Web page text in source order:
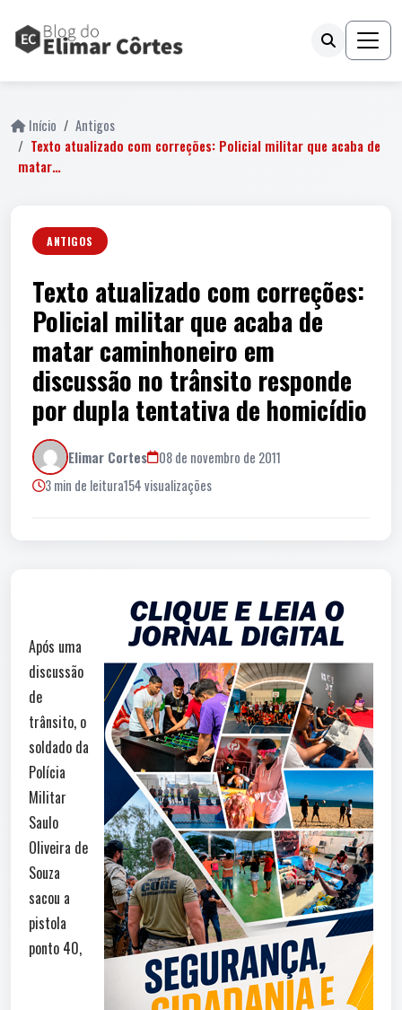
Início
Antigos
Texto atualizado com correções: Policial militar que acaba de
matar…
ANTIGOS
Texto atualizado com correções:
Policial militar que acaba de
matar caminhoneiro em
discussão no trânsito responde
por dupla tentativa de homicídio
Elimar Cortes
08 de novembro de 2011
3 min de leitura154 visualizações
Após uma
discussão
de
trânsito, o
soldado da
Polícia
Militar
Saulo
Oliveira de
Souza
sacou a
pistola
ponto 40,